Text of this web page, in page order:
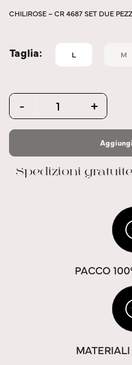
CHILIROSE – CR 4687 SET DUE
Taglia L M
Quantity
- +
Spedizioni
PACCO